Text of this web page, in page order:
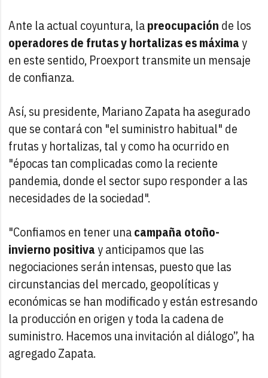
Ante la actual coyuntura, lapreocupación de los
operadores de frutas y hortalizas es máximay
en este sentido, Proexport transmite un mensaje
de confianza.
Así, su presidente, Mariano Zapata ha asegurado
que se contará con "el suministro habitual" de
frutas y hortalizas, tal y como ha ocurrido en
"épocas tan complicadas como la reciente
pandemia, donde el sector supo responder a las
necesidades de la sociedad".
"Confiamos en tener unacampaña otoño-
invierno positivay anticipamos que las
negociaciones serán intensas, puesto que las
circunstancias del mercado, geopolíticas y
económicas se han modificado y están estresando
la producción en origen y toda la cadena de
suministro. Hacemos una invitación al diálogo”, ha
agregado Zapata.